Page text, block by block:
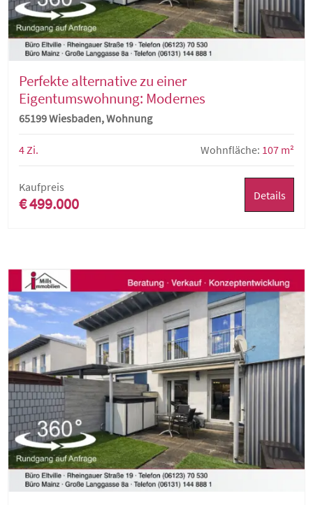
Perfekte alternative zu einer
Eigentumswohnung: Modernes
Niedrigenergiehaus mit sonniger Terrasse
Wohnlage
65199 Wiesbaden, Wohnung
4 Zi. Wohnfläche: 107 m²
Kaufpreis
€ 499.000 Details